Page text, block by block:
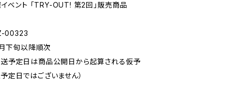
ベント 「TRY-OUT! 第2回」販売商品
00323
下旬以降順次
送予定日は商品公開日から起算される仮予
定日ではございません）